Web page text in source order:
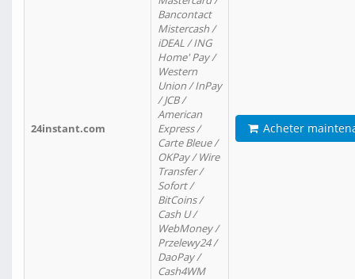
24instant.com
Bancontact
Mistercash /
iDEAL / ING
Home' Pay /
Western
Union / InPay
/ JCB /
American
Express /
Carte Bleue /
OKPay / Wire
Transfer /
Sofort /
BitCoins /
Cash U /
WebMoney /
Przelewy24 /
DaoPay /
Cash4WM
Acheter